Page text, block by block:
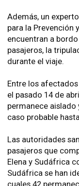
Además, un
para la Prevención
encuentran a
pasajeros, la
durante el viaje.
Entre los
el pasado 14 de
permanece
caso probable
Las autoridades
pasajeros que
Elena y Sudáfrica
Sudáfrica se han